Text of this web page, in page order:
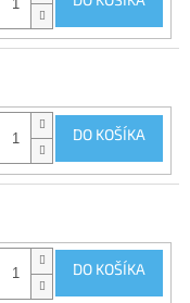
DO KOŠÍKA
DO KOŠÍKA